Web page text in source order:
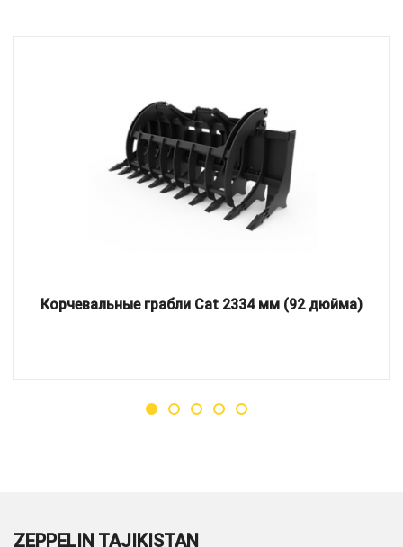
Корчевальные грабли Cat 2334 мм (92 дюйма)
ZEPPELIN TAJIKISTAN